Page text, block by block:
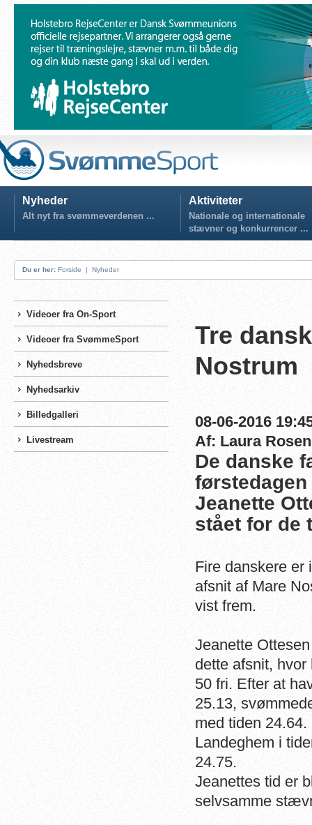
Nyheder
Alt nyt fra svømmeverdenen ...
Aktiviteter
Nationale og internationale
stævner og konkurrencer ...
Du er her: Forside | Nyheder
Videoer fra On-Sport
Videoer fra SvømmeSport
Nyhedsbreve
Nyhedsarkiv
Billedgalleri
Livestream
Tre
Nostrum
08-06-2016
Af: Laura
De danske
Jeanette
stået for de
Fire danskere er
afsnit af Mare
vist frem.
Jeanette
dette afsnit,
50 fri. Efter at
25.13,
med tiden
Landeghem i
24.75.
Jeanettes tid er
selvsamme